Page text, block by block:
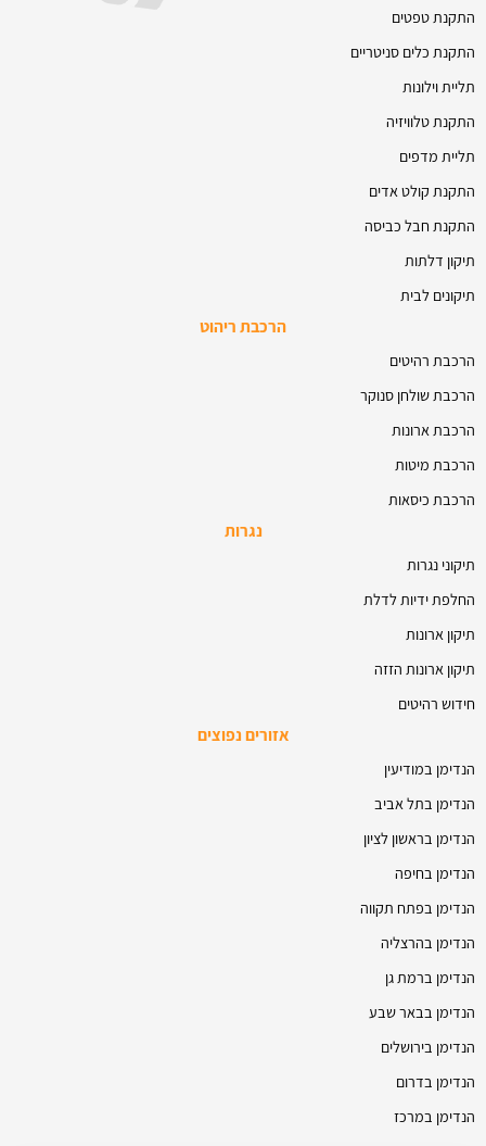
התקנת טפטים
התקנת כלים סניטריים
תליית וילונות
התקנת טלוויזיה
תליית מדפים
התקנת קולט אדים
התקנת חבל כביסה
תיקון דלתות
תיקונים לבית
הרכבת ריהוט
הרכבת רהיטים
הרכבת שולחן סנוקר
הרכבת ארונות
הרכבת מיטות
הרכבת כיסאות
נגרות
תיקוני נגרות
החלפת ידיות לדלת
תיקון ארונות
תיקון ארונות הזזה
חידוש רהיטים
אזורים נפוצים
הנדימן במודיעין
הנדימן בתל אביב
הנדימן בראשון לציון
הנדימן בחיפה
הנדימן בפתח תקווה
הנדימן בהרצליה
הנדימן ברמת גן
הנדימן בבאר שבע
הנדימן בירושלים
הנדימן בדרום
הנדימן במרכז